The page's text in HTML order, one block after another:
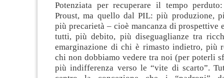
Potenziata per recuperare il tempo
Proust, ma quello dal PIL: più produzione,
più precarietà – cioè mancanza di prospettive
tutti, più debito, più diseguaglianze tra
emarginazione di chi è rimasto indietro, più
chi non dobbiamo vedere tra noi (per poterli
più indifferenza verso le “vite di scarto”.